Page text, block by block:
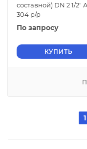
составной) DN 2 1/2"
304 р/р
По запросу
КУПИТЬ
1